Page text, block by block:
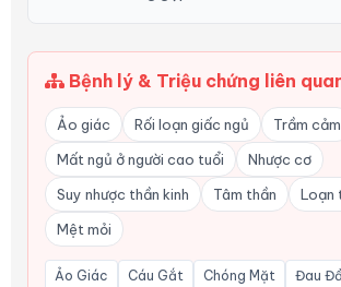
Bệnh lý & Triệu chứng liên
Ảo giác Rối loạn giấc ngủ
Trầm cảm
Mất ngủ ở người cao tuổi
Nhược cơ
Suy nhược thần kinh
Tâm thần
Loạn
Mệt mỏi
Ảo Giác Cáu Gắt Chóng Mặt Đau